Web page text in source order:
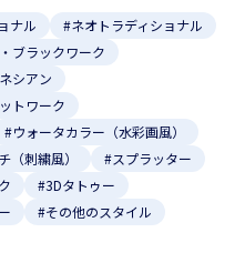
ナル
#ネオトラディショナル
ブラックワーク
シアン
トワーク
#ウォータカラー（水彩画風）
（刺繍風）
#スプラッター
#3Dタトゥー
#その他のスタイル